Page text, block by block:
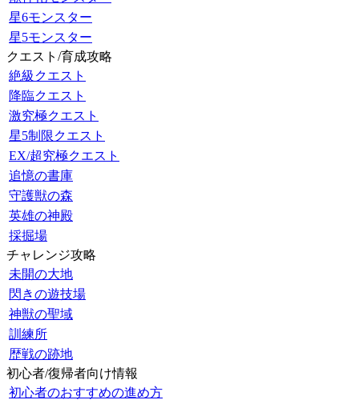
星6モンスター
星5モンスター
クエスト/育成攻略
絶級クエスト
降臨クエスト
激究極クエスト
星5制限クエスト
EX/超究極クエスト
追憶の書庫
守護獣の森
英雄の神殿
採掘場
チャレンジ攻略
未開の大地
閃きの遊技場
神獣の聖域
訓練所
歴戦の跡地
初心者/復帰者向け情報
初心者のおすすめの進め方